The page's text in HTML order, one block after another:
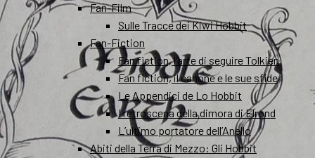
Fan-Film
Sulle Tracce dei Kiwi Hobbit
Fan-Fiction
Fan fiction, l’arte di seguire Tolkien
Fan fiction, il canone e le sue sfide
Le Appendici de Lo Hobbit
I retroscena della dimora di Elrond
L’ultimo portatore dell’Anello
Abiti della Terra di Mezzo: Gli Hobbit